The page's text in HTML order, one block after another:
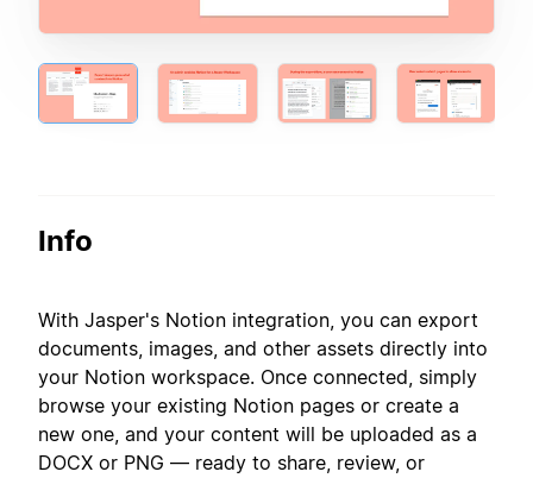
Info
With Jasper's Notion integration, you can export
documents, images, and other assets directly into
your Notion workspace. Once connected, simply
browse your existing Notion pages or create a
new one, and your content will be uploaded as a
DOCX or PNG — ready to share, review, or